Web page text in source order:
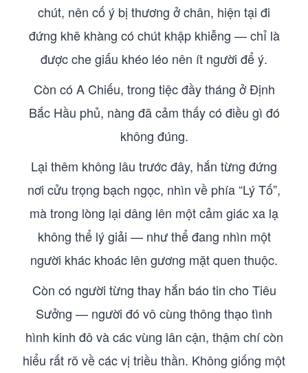
chút, nên cố ý bị thương ở chân, hiện tại đi
đứng khẽ khàng có chút khập khiễng — chỉ là
được che giấu khéo léo nên ít người để ý.
Còn có A Chiếu, trong tiệc đầy tháng ở Định
Bắc Hầu phủ, nàng đã cảm thấy có điều gì đó
không đúng.
Lại thêm không lâu trước đây, hắn từng đứng
nơi cửu trọng bạch ngọc, nhìn về phía “Lý Tố”,
mà trong lòng lại dâng lên một cảm giác xa lạ
không thể lý giải — như thể đang nhìn một
người khác khoác lên gương mặt quen thuộc.
Còn có người từng thay hắn báo tin cho Tiêu
Sưởng — người đó vô cùng thông thạo tình
hình kinh đô và các vùng lân cận, thậm chí còn
hiểu rất rõ về các vị triều thần. Không giống một